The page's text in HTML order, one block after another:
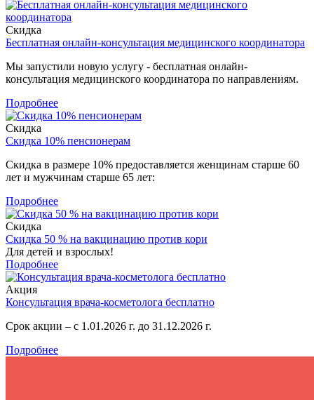
Скидка
Бесплатная онлайн-консультация медицинского координатора
Мы запустили новую услугу - бесплатная онлайн-
консультация медицинского координатора по направлениям.
Подробнее
Скидка
Скидка 10% пенсионерам
Скидка в размере 10% предоставляется женщинам старше 60
лет и мужчинам старше 65 лет:
Подробнее
Скидка
Скидка 50 % на вакцинацию против кори
Для детей и взрослых!
Подробнее
Акция
Консультация врача-косметолога бесплатно
Срок акции – с 1.01.2026 г. до 31.12.2026 г.
Подробнее